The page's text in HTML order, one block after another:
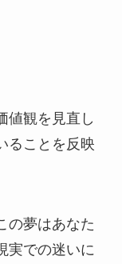
値観を見直し
ることを反映
の夢はあなた
実での迷いに